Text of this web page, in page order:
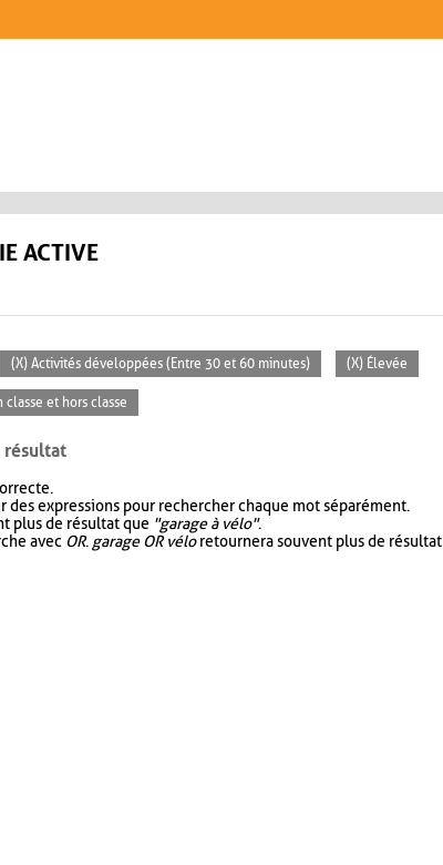
ACTIVE
(X) Activités développées (Entre 30 et 60 minutes) (X) Élevée
classe et hors classe
résultat
expressions pour rechercher chaque mot séparément.
plus de résultat que "garage à vélo".
avec OR. garage OR véloretournera souvent plus de résultat